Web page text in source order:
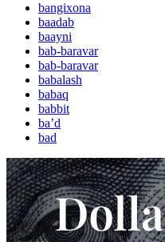
bangixona
baadab
baayni
bab-baravar
bab-baravar
babalash
babaq
babbit
baʼd
bad